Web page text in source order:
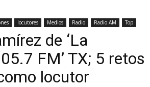
locutores Medios Radio Radio AM Top
de ‘La
FM’ TX; 5 retos
locutor